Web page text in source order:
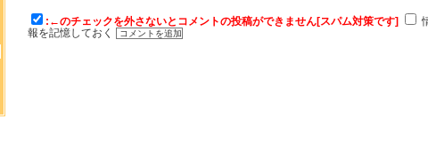
:←のチェックを外さないとコメントの投稿ができません[スパム対策です]
報を記憶しておく